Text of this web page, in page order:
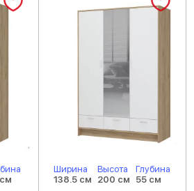
Ширина
138.5 см
Высота
200 см
Глубина
55 см